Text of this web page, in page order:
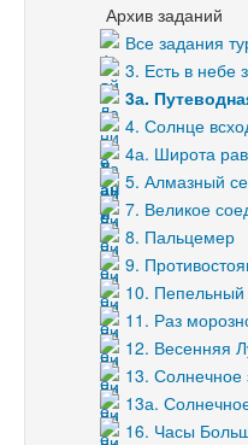
Архив заданий
Все задания
3. Есть в небе
3а.
4. Солнце
4а. Широта
5. Алмазный
7. Великое
8. Пальцемер
9.
10. Пепельный
11. Раз
12. Весенняя
13. Солнечное
13а.
16. Часы